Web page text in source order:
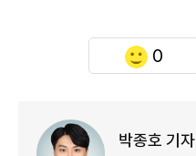
0
박종호 기자